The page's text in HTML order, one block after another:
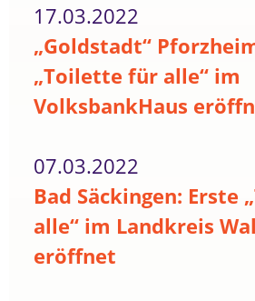
17.03.2022
„Goldstadt“
„Toilette für alle“ im
VolksbankHaus
07.03.2022
Bad Säckingen: Erste
alle“ im Landkreis
eröffnet